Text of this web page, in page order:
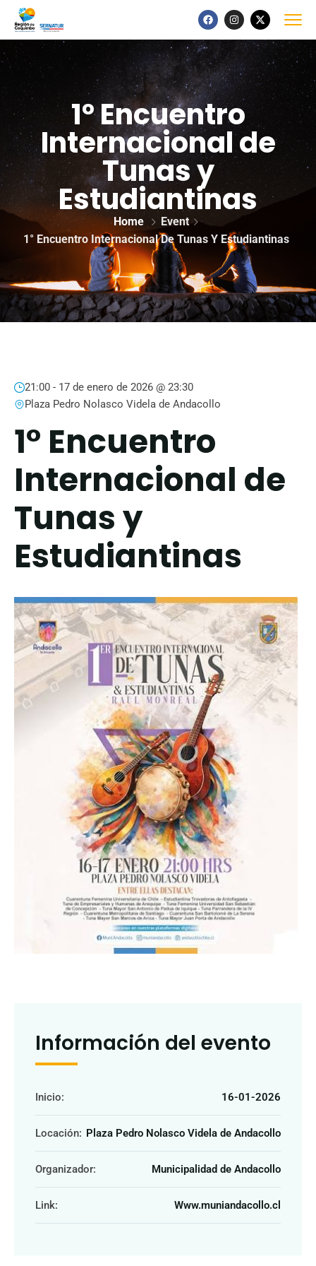
1° Encuentro
Internacional de
Tunas y
Estudiantinas
Home
Event
1° Encuentro Internacional De Tunas Y Estudiantinas
21:00 - 17 de enero de 2026 @ 23:30
Plaza Pedro Nolasco Videla de Andacollo
1° Encuentro
Internacional de
Tunas y
Estudiantinas
Información del evento
Inicio: 16-01-2026
Locación: Plaza Pedro Nolasco Videla de Andacollo
Organizador: Municipalidad de Andacollo
Link: Www.muniandacollo.cl